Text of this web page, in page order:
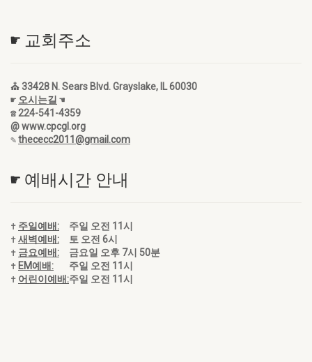
☛ 교회주소
⛪ 33428 N. Sears Blvd. Grayslake, IL 60030
☛ 오시는길 ☚
☎ 224-541-4359
@ www.cpcgl.org
✎thececc2011@gmail.com
☛ 예배시간 안내
✝ 주일예배:
주일 오전 11시
✝새벽예배:
토 오전 6시
✝ 금요예배:
금요일 오후 7시 50분
✝ EM예배:
주일 오전 11시
✝ 어린이예배:주일 오전 11시